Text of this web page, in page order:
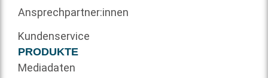
Ansprechpartner:innen
Kundenservice
PRODUKTE
Mediadaten